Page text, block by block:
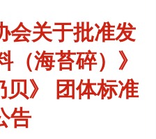
会关于批准发
（海苔碎）》
贝》 团体标准
告